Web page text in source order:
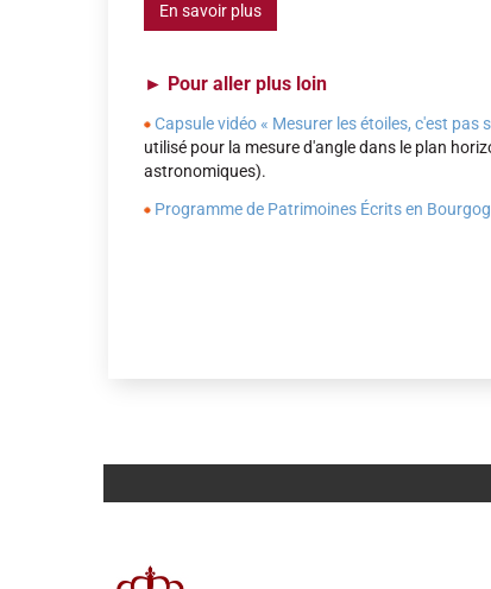
En savoir plus
► Pour aller plus loin
Capsule vidéo « Mesurer les étoiles, c'est pas
utilisé pour la mesure d'angle dans le plan
astronomiques).
Programme de Patrimoines Écrits en